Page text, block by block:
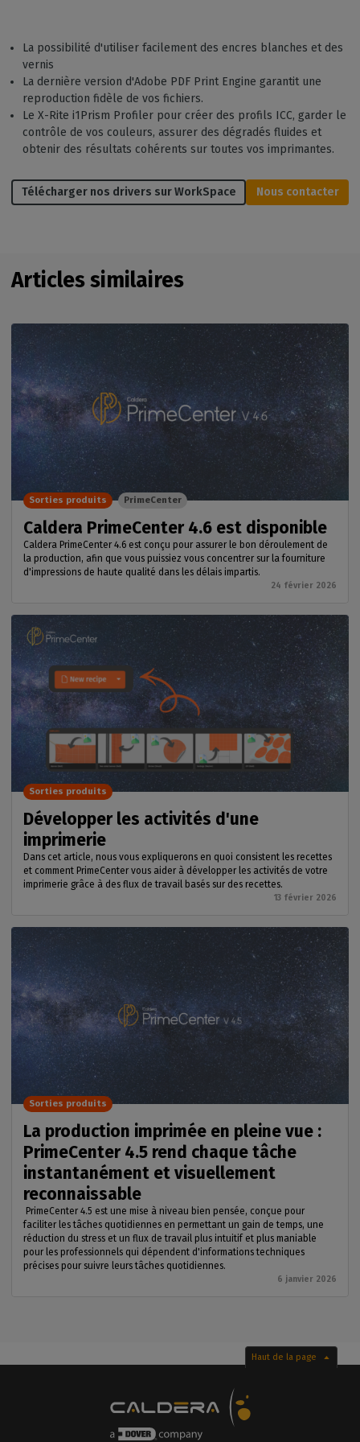
La possibilité d'utiliser facilement des encres blanches et des
vernis
La dernière version d'Adobe PDF Print Engine garantit une
reproduction fidèle de vos fichiers.
Le X-Rite i1Prism Profiler pour créer des profils ICC, garder le
contrôle de vos couleurs, assurer des dégradés fluides et
obtenir des résultats cohérents sur toutes vos imprimantes.
Télécharger nos drivers sur WorkSpace Nous contacter
Articles similaires
Caldera PrimeCenter 4.6 est disponible
Caldera PrimeCenter 4.6 est conçu pour assurer le bon déroulement de
la production, afin que vous puissiez vous concentrer sur la fourniture
d'impressions de haute qualité dans les délais impartis.
24 février 2026
Sorties produits PrimeCenter
Développer les activités d'une
imprimerie
Dans cet article, nous vous expliquerons en quoi consistent les recettes
et comment PrimeCenter vous aider à développer les activités de votre
imprimerie grâce à des flux de travail basés sur des recettes.
13 février 2026
Sorties produits
La production imprimée en pleine vue :
PrimeCenter 4.5 rend chaque tâche
instantanément et visuellement
reconnaissable
PrimeCenter 4.5 est une mise à niveau bien pensée, conçue pour
faciliter les tâches quotidiennes en permettant un gain de temps, une
réduction du stress et un flux de travail plus intuitif et plus maniable
pour les professionnels qui dépendent d'informations techniques
précises pour suivre leurs tâches quotidiennes.
6 janvier 2026
Sorties produits
Haut de la page